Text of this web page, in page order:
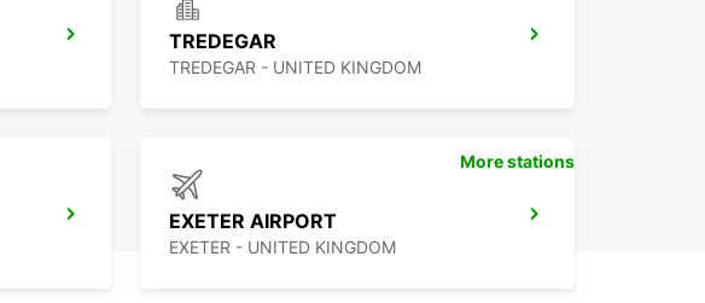
TREDEGAR
TREDEGAR - UNITED KINGDOM
EXETER AIRPORT
EXETER - UNITED KINGDOM
More stations